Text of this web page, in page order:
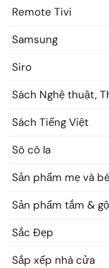
Remote Tivi
Samsung
Siro
Sách Nghệ thuật,
Sách Tiếng Việt
Sô cô la
Sản phẩm mẹ và bé
Sản phẩm tắm &
Sắc Đẹp
Sắp xếp nhà cửa